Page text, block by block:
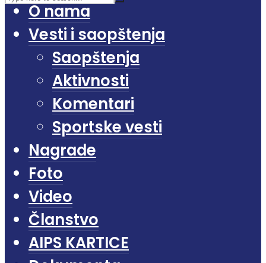
O nama
Vesti i saopštenja
Saopštenja
Aktivnosti
Komentari
Sportske vesti
Nagrade
Foto
Video
Članstvo
AIPS KARTICE